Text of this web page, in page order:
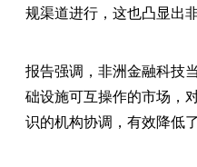
规渠道进行，这也凸显出
报告强调，非洲金融科技
础设施可互操作的市场，
识的机构协调，有效降低